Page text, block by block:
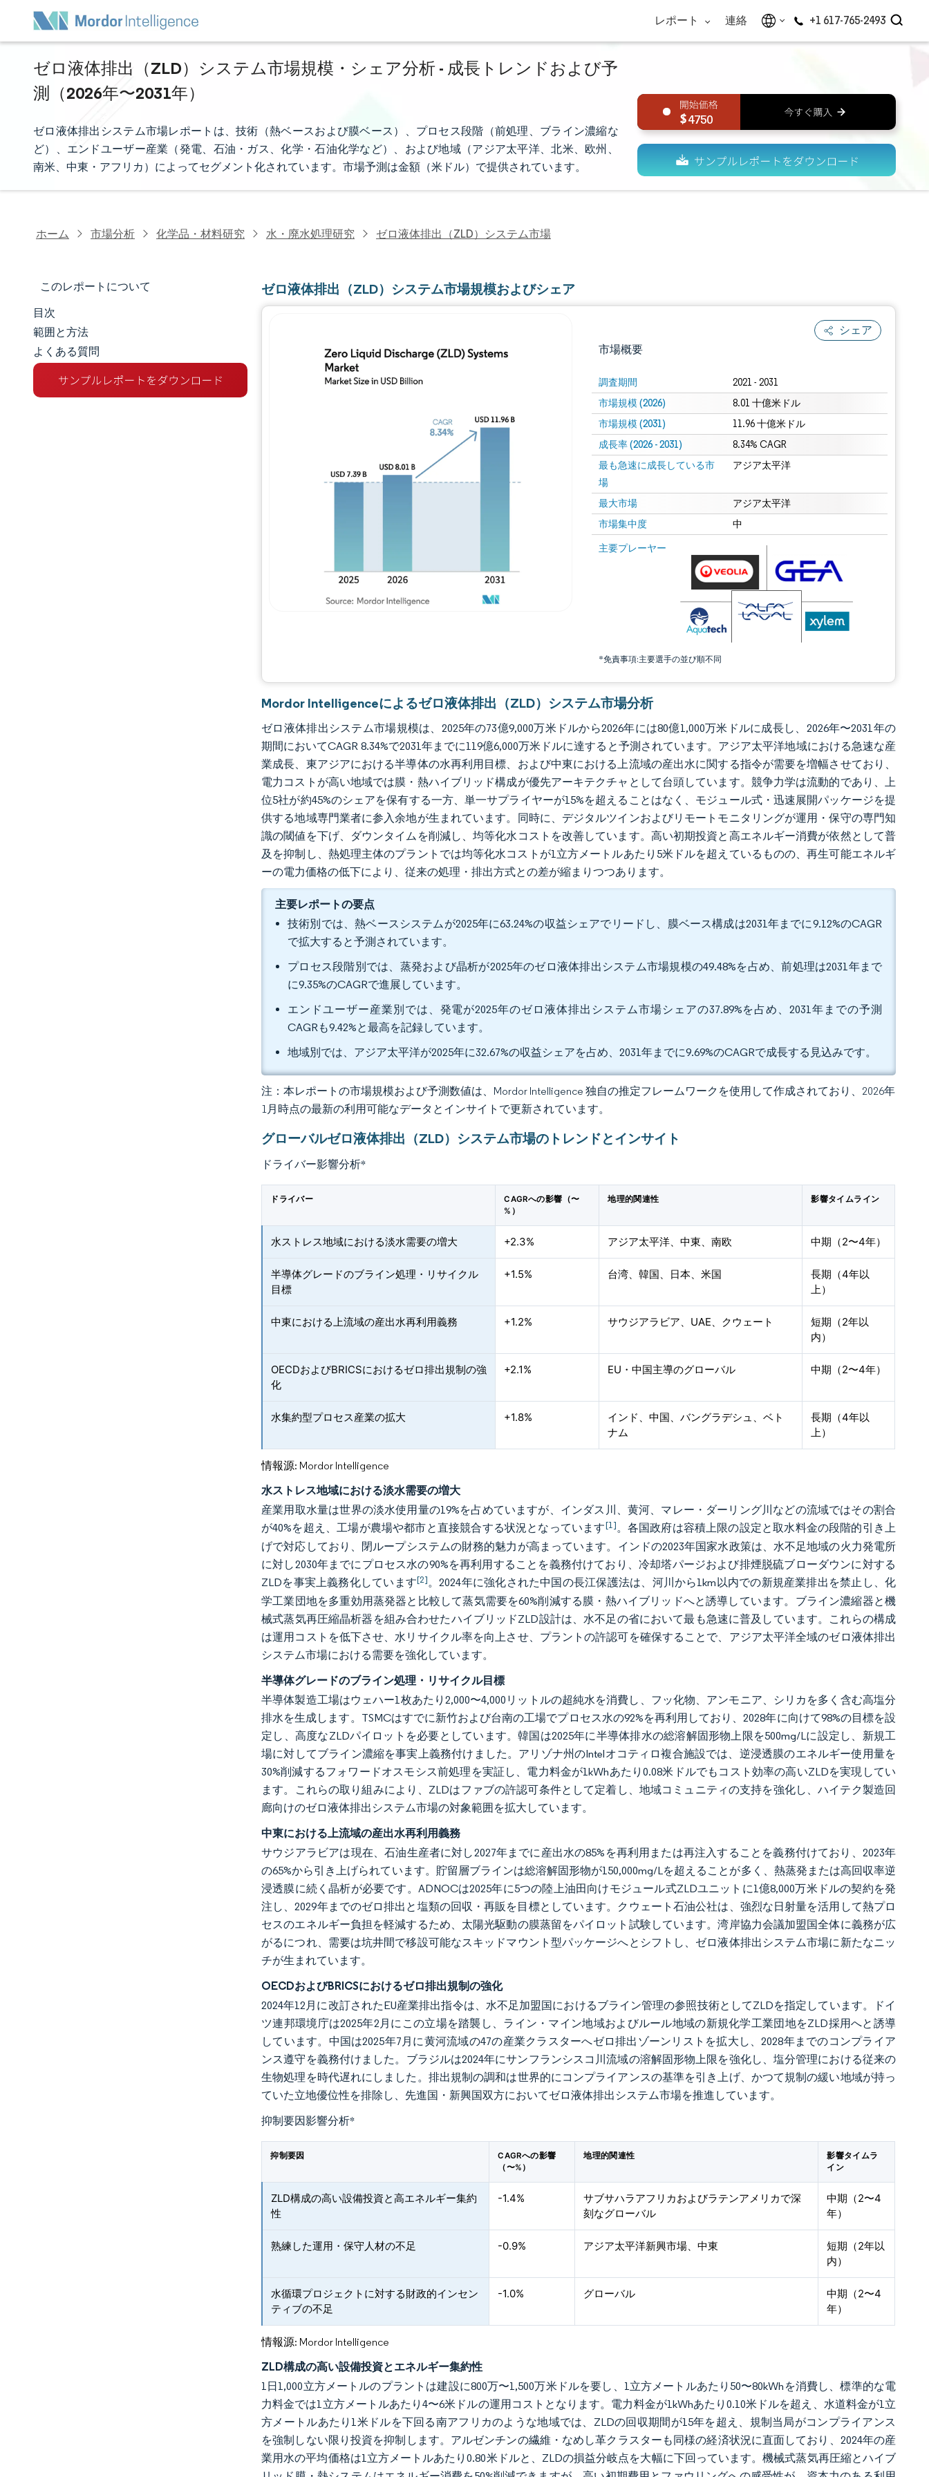
レポート 連絡 +1 617-765-2493
ゼロ液体排出（ZLD）システム市場規模・シェア分析 - 成長トレンドおよび予
測（2026年〜2031年）
ゼロ液体排出システム市場レポートは、技術（熱ベースおよび膜ベース）、プロセス段階（前処理、ブライン濃縮な
ど）、エンドユーザー産業（発電、石油・ガス、化学・石油化学など）、および地域（アジア太平洋、北米、欧州、
南米、中東・アフリカ）によってセグメント化されています。市場予測は金額（米ドル）で提供されています。
4750
ホーム 市場分析 化学品・材料研究 水・廃水処理研究 ゼロ液体排出（ZLD）システム市場
このレポートについて
市場規模とシェア
市場分析
トレンドとインサイト
目次
範囲と方法
よくある質問
ゼロ液体排出（ZLD）システム市場規模およびシェア
シェア
市場概要
調査期間 2021 - 2031
市場規模 (2026) 8.01 十億米ドル
市場規模 (2031) 11.96 十億米ドル
成長率 (2026 - 2031) 8.34% CAGR
最も急速に成長している市
場
アジア太平洋
最大市場 アジア太平洋
市場集中度 中
主要プレーヤー
*免責事項:主要選手の並び順不同
画像 © Mordor Intelligence。再利用にはCC BY 4.0の表示が必要です。
画像 © Mordor Intelligence。再利用にはCC BY 4.0の表示が必要です。
Mordor Intelligenceによるゼロ液体排出（ZLD）システム市場分析
ゼロ液体排出システム市場規模は、2025年の73億9,000万米ドルから2026年には80億1,000万米ドルに成長し、2026年〜2031年の
期間においてCAGR 8.34%で2031年までに119億6,000万米ドルに達すると予測されています。アジア太平洋地域における急速な産
業成長、東アジアにおける半導体の水再利用目標、および中東における上流域の産出水に関する指令が需要を増幅させており、
電力コストが高い地域では膜・熱ハイブリッド構成が優先アーキテクチャとして台頭しています。競争力学は流動的であり、上
位5社が約45%のシェアを保有する一方、単一サプライヤーが15%を超えることはなく、モジュール式・迅速展開パッケージを提
供する地域専門業者に参入余地が生まれています。同時に、デジタルツインおよびリモートモニタリングが運用・保守の専門知
識の閾値を下げ、ダウンタイムを削減し、均等化水コストを改善しています。高い初期投資と高エネルギー消費が依然として普
及を抑制し、熱処理主体のプラントでは均等化水コストが1立方メートルあたり5米ドルを超えているものの、再生可能エネルギ
ーの電力価格の低下により、従来の処理・排出方式との差が縮まりつつあります。
主要レポートの要点
技術別では、熱ベースシステムが2025年に63.24%の収益シェアでリードし、膜ベース構成は2031年までに9.12%のCAGR
で拡大すると予測されています。
プロセス段階別では、蒸発および晶析が2025年のゼロ液体排出システム市場規模の49.48%を占め、前処理は2031年まで
に9.35%のCAGRで進展しています。
エンドユーザー産業別では、発電が2025年のゼロ液体排出システム市場シェアの37.89%を占め、2031年までの予測
CAGRも9.42%と最高を記録しています。
地域別では、アジア太平洋が2025年に32.67%の収益シェアを占め、2031年までに9.69%のCAGRで成長する見込みです。
注：本レポートの市場規模および予測数値は、Mordor Intelligence 独自の推定フレームワークを使用して作成されており、2026年
1月時点の最新の利用可能なデータとインサイトで更新されています。
グローバルゼロ液体排出（ZLD）システム市場のトレンドとインサイト
ドライバー影響分析*
ドライバー
CAGRへの影響（〜
%）
地理的関連性 影響タイムライン
水ストレス地域における淡水需要の増大 +2.3% アジア太平洋、中東、南欧 中期（2〜4年）
半導体グレードのブライン処理・リサイクル
目標
+1.5% 台湾、韓国、日本、米国
長期（4年以
上）
中東における上流域の産出水再利用義務 +1.2% サウジアラビア、UAE、クウェート
短期（2年以
内）
OECDおよびBRICSにおけるゼロ排出規制の強
化
+2.1% EU・中国主導のグローバル 中期（2〜4年）
水集約型プロセス産業の拡大 +1.8%
インド、中国、バングラデシュ、ベト
ナム
長期（4年以
上）
情報源: Mordor Intelligence
水ストレス地域における淡水需要の増大
産業用取水量は世界の淡水使用量の19%を占めていますが、インダス川、黄河、マレー・ダーリング川などの流域ではその割合
が40%を超え、工場が農場や都市と直接競合する状況となっています[1]。各国政府は容積上限の設定と取水料金の段階的引き上
げで対応しており、閉ループシステムの財務的魅力が高まっています。インドの2023年国家水政策は、水不足地域の火力発電所
に対し2030年までにプロセス水の90%を再利用することを義務付けており、冷却塔パージおよび排煙脱硫ブローダウンに対する
ZLDを事実上義務化しています[2]。2024年に強化された中国の長江保護法は、河川から1km以内での新規産業排出を禁止し、化
学工業団地を多重効用蒸発器と比較して蒸気需要を60%削減する膜・熱ハイブリッドへと誘導しています。ブライン濃縮器と機
械式蒸気再圧縮晶析器を組み合わせたハイブリッドZLD設計は、水不足の省において最も急速に普及しています。これらの構成
は運用コストを低下させ、水リサイクル率を向上させ、プラントの許認可を確保することで、アジア太平洋全域のゼロ液体排出
システム市場における需要を強化しています。
半導体グレードのブライン処理・リサイクル目標
半導体製造工場はウェハー1枚あたり2,000〜4,000リットルの超純水を消費し、フッ化物、アンモニア、シリカを多く含む高塩分
排水を生成します。TSMCはすでに新竹および台南の工場でプロセス水の92%を再利用しており、2028年に向けて98%の目標を設
定し、高度なZLDパイロットを必要としています。韓国は2025年に半導体排水の総溶解固形物上限を500mg/Lに設定し、新規工
場に対してブライン濃縮を事実上義務付けました。アリゾナ州のIntelオコティロ複合施設では、逆浸透膜のエネルギー使用量を
30%削減するフォワードオスモシス前処理を実証し、電力料金が1kWhあたり0.08米ドルでもコスト効率の高いZLDを実現してい
ます。これらの取り組みにより、ZLDはファブの許認可条件として定着し、地域コミュニティの支持を強化し、ハイテク製造回
廊向けのゼロ液体排出システム市場の対象範囲を拡大しています。
中東における上流域の産出水再利用義務
サウジアラビアは現在、石油生産者に対し2027年までに産出水の85%を再利用または再注入することを義務付けており、2023年
の65%から引き上げられています。貯留層ブラインは総溶解固形物が150,000mg/Lを超えることが多く、熱蒸発または高回収率逆
浸透膜に続く晶析が必要です。ADNOCは2025年に5つの陸上油田向けモジュール式ZLDユニットに1億8,000万米ドルの契約を発
注し、2029年までのゼロ排出と塩類の回収・再販を目標としています。クウェート石油公社は、強烈な日射量を活用して熱プロ
セスのエネルギー負担を軽減するため、太陽光駆動の膜蒸留をパイロット試験しています。湾岸協力会議加盟国全体に義務が広
がるにつれ、需要は坑井間で移設可能なスキッドマウント型パッケージへとシフトし、ゼロ液体排出システム市場に新たなニッ
チが生まれています。
OECDおよびBRICSにおけるゼロ排出規制の強化
2024年12月に改訂されたEU産業排出指令は、水不足加盟国におけるブライン管理の参照技術としてZLDを指定しています。ドイ
ツ連邦環境庁は2025年2月にこの立場を踏襲し、ライン・マイン地域およびルール地域の新規化学工業団地をZLD採用へと誘導
しています。中国は2025年7月に黄河流域の47の産業クラスターへゼロ排出ゾーンリストを拡大し、2028年までのコンプライア
ンス遵守を義務付けました。ブラジルは2024年にサンフランシスコ川流域の溶解固形物上限を強化し、塩分管理における従来の
生物処理を時代遅れにしました。排出規制の調和は世界的にコンプライアンスの基準を引き上げ、かつて規制の緩い地域が持っ
ていた立地優位性を排除し、先進国・新興国双方においてゼロ液体排出システム市場を推進しています。
抑制要因影響分析*
抑制要因
CAGRへの影響
（〜%）
地理的関連性
影響タイムラ
イン
ZLD構成の高い設備投資と高エネルギー集約
性
-1.4%
サブサハラアフリカおよびラテンアメリカで深
刻なグローバル
中期（2〜4
年）
熟練した運用・保守人材の不足 -0.9% アジア太平洋新興市場、中東
短期（2年以
内）
水循環プロジェクトに対する財政的インセン
ティブの不足
-1.0% グローバル
中期（2〜4
年）
情報源: Mordor Intelligence
ZLD構成の高い設備投資とエネルギー集約性
1日1,000立方メートルのプラントは建設に800万〜1,500万米ドルを要し、1立方メートルあたり50〜80kWhを消費し、標準的な電
力料金では1立方メートルあたり4〜6米ドルの運用コストとなります。電力料金が1kWhあたり0.10米ドルを超え、水道料金が1立
方メートルあたり1米ドルを下回る南アフリカのような地域では、ZLDの回収期間が15年を超え、規制当局がコンプライアンス
を強制しない限り投資を抑制します。アルゼンチンの繊維・なめし革クラスターも同様の経済状況に直面しており、2024年の産
業用水の平均価格は1立方メートルあたり0.80米ドルと、ZLDの損益分岐点を大幅に下回っています。機械式蒸気再圧縮とハイブ